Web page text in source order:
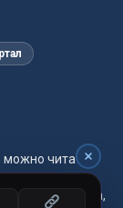
можно читать
проза, поэзия,
читалка,